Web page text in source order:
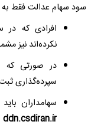
سود سهام عدالت فقط به
افرادی که در
نکرده‌اند نیز
در صورتی که
سپرده‌گذاری
سهامداران
ddn.csdiran.ir